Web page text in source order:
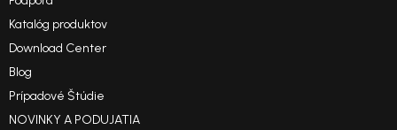
Katalóg produktov
Download Center
Blog
Prípadové Štúdie
NOVINKY A PODUJATIA